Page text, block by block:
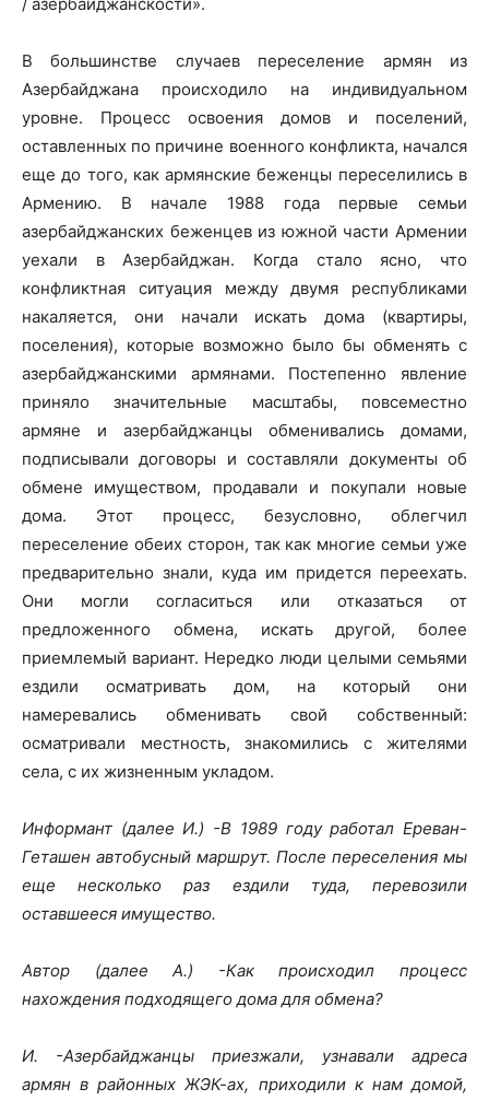
В большинстве случаев переселение армян из
Азербайджана происходило на индивидуальном
уровне. Процесс освоения домов и поселений,
оставленных по причине военного конфликта, начался
еще до того, как армянские беженцы переселились в
Армению. В начале 1988 года первые семьи
азербайджанских беженцев из южной части Армении
уехали в Азербайджан. Когда стало ясно, что
конфликтная ситуация между двумя республиками
накаляется, они начали искать дома (квартиры,
поселения), которые возможно было бы обменять с
азербайджанскими армянами. Постепенно явление
приняло значительные масштабы, повсеместно
армяне и азербайджанцы обменивались домами,
подписывали договоры и составляли документы об
обмене имуществом, продавали и покупали новые
дома. Этот процесс, безусловно, облегчил
переселение обеих сторон, так как многие семьи уже
предварительно знали, куда им придется переехать.
Они могли согласиться или отказаться от
предложенного обмена, искать другой, более
приемлемый вариант. Нередко люди целыми семьями
ездили осматривать дом, на который они
намеревались обменивать свой собственный:
осматривали местность, знакомились с жителями
села, с их жизненным укладом.
Информант (далее И.) -В 1989 году работал Ереван-
Геташен автобусный маршрут. После переселения мы
еще несколько раз ездили туда, перевозили
оставшееся имущество.
Автор (далее А.) -Как происходил процесс
нахождения подходящего дома для обмена?
И. -Азербайджанцы приезжали, узнавали адреса
армян в районных ЖЭК-ах, приходили к нам домой,